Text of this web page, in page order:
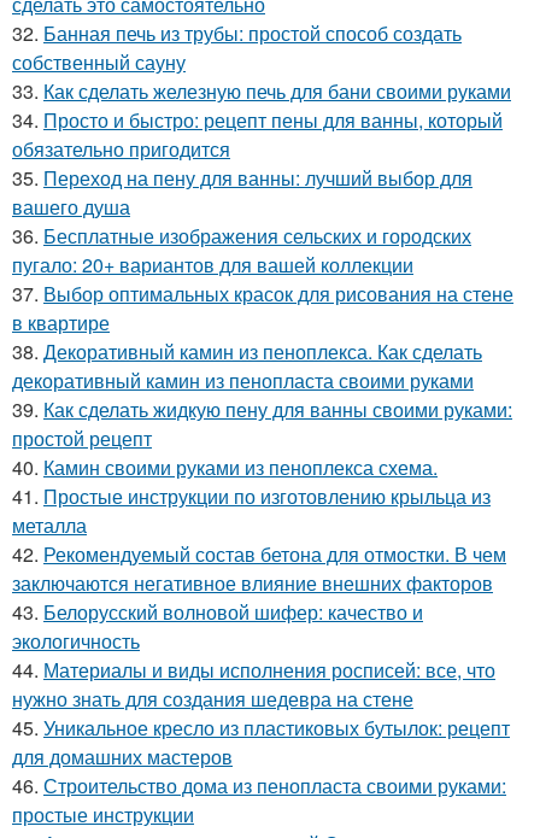
32. Банная печь из трубы: простой способ создать
собственный сауну
33. Как сделать железную печь для бани своими руками
34. Просто и быстро: рецепт пены для ванны, который
обязательно пригодится
35. Переход на пену для ванны: лучший выбор для
вашего душа
36. Бесплатные изображения сельских и городских
пугало: 20+ вариантов для вашей коллекции
37. Выбор оптимальных красок для рисования на стене
в квартире
38. Декоративный камин из пеноплекса. Как сделать
декоративный камин из пенопласта своими руками
39. Как сделать жидкую пену для ванны своими руками:
простой рецепт
40. Камин своими руками из пеноплекса схема.
41. Простые инструкции по изготовлению крыльца из
металла
42. Рекомендуемый состав бетона для отмостки. В чем
заключаются негативное влияние внешних факторов
43. Белорусский волновой шифер: качество и
экологичность
44. Материалы и виды исполнения росписей: все, что
нужно знать для создания шедевра на стене
45. Уникальное кресло из пластиковых бутылок: рецепт
для домашних мастеров
46. Строительство дома из пенопласта своими руками:
простые инструкции